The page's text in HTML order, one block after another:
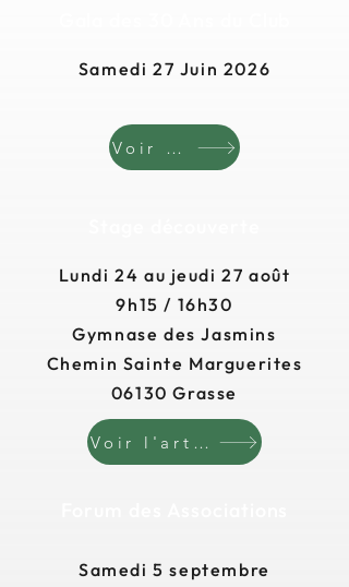
Samedi 27 Juin 2026
Voir l'article
Lundi 24 au jeudi 27 août
9h15 / 16h30
Gymnase des Jasmins
Chemin Sainte Marguerites
06130 Grasse
Voir l'article
Samedi 5 septembre